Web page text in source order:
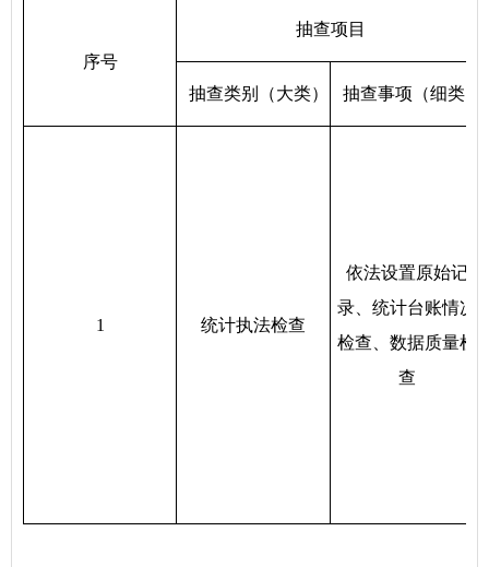
序号
抽查项目
抽查类别（大类） 抽查事项（细类）
1 统计执法检查
依法设置原始记
录、统计台账情况
检查、数据质量检
查